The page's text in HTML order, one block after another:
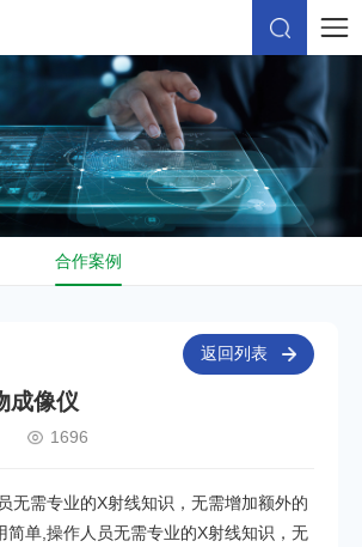
合作案例
返回列表
成像仪
1696
无需专业的X射线知识，无需增加额外的
简单,操作人员无需专业的X射线知识，无